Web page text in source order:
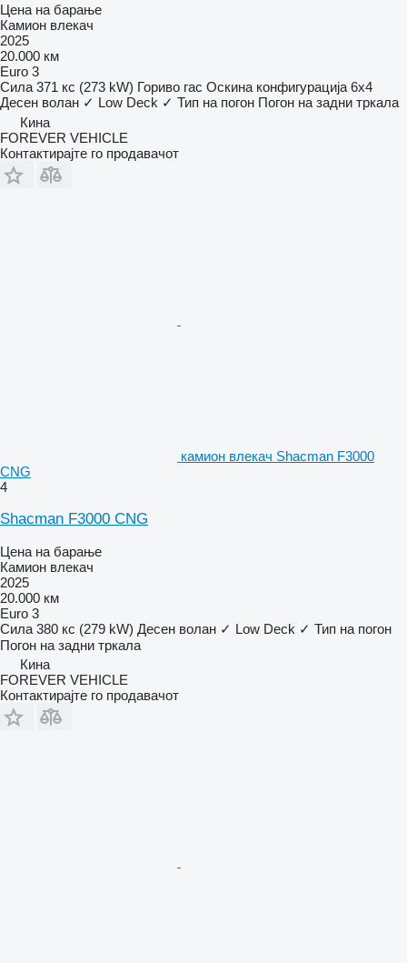
Цена на барање
Камион влекач
2025
20.000 км
Euro 3
Сила 371 кс (273 kW) Гориво гас Оскина конфигурација 6x4
Десен волан ✓ Low Deck ✓ Тип на погон Погон на задни тркала
Кина
FOREVER VEHICLE
Контактирајте го продавачот
камион влекач Shacman F3000
CNG
4
Shacman F3000 CNG
Цена на барање
Камион влекач
2025
20.000 км
Euro 3
Сила 380 кс (279 kW) Десен волан ✓ Low Deck ✓ Тип на погон
Погон на задни тркала
Кина
FOREVER VEHICLE
Контактирајте го продавачот